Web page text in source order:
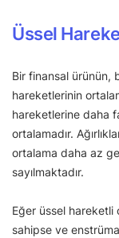
Üssel
Bir finansal ürünün,
hareketlerinin
hareketlerine daha
ortalamadır.
ortalama daha az
sayılmaktadır.
Eğer üssel
sahipse ve